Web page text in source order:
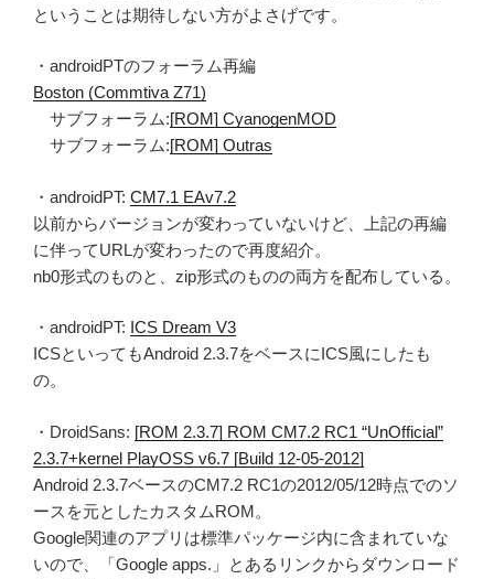
ということは期待しない方がよさげです。
・androidPTのフォーラム再編
Boston (Commtiva Z71)
サブフォーラム:[ROM] CyanogenMOD
サブフォーラム:[ROM] Outras
・androidPT: CM7.1 EAv7.2
以前からバージョンが変わっていないけど、上記の再編
に伴ってURLが変わったので再度紹介。
nb0形式のものと、zip形式のものの両方を配布している。
・androidPT: ICS Dream V3
ICSといってもAndroid 2.3.7をベースにICS風にしたも
の。
・DroidSans: [ROM 2.3.7] ROM CM7.2 RC1 “UnOfficial”
2.3.7+kernel PlayOSS v6.7 [Build 12-05-2012]
Android 2.3.7ベースのCM7.2 RC1の2012/05/12時点でのソ
ースを元としたカスタムROM。
Google関連のアプリは標準パッケージ内に含まれていな
いので、「Google apps.」とあるリンクからダウンロード